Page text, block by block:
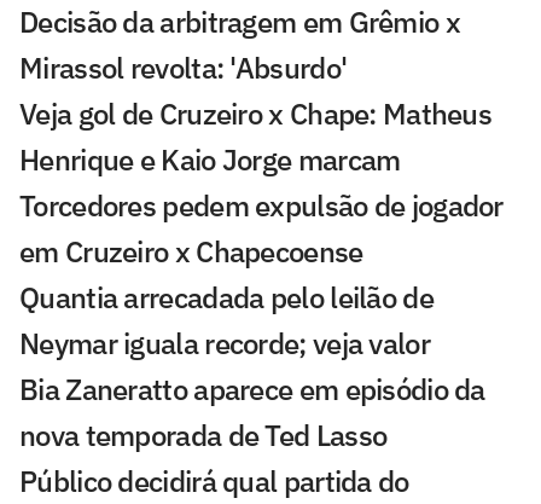
Decisão da arbitragem em Grêmio x
Mirassol revolta: 'Absurdo'
Veja gol de Cruzeiro x Chape: Matheus
Henrique e Kaio Jorge marcam
Torcedores pedem expulsão de jogador
em Cruzeiro x Chapecoense
Quantia arrecadada pelo leilão de
Neymar iguala recorde; veja valor
Bia Zaneratto aparece em episódio da
nova temporada de Ted Lasso
Público decidirá qual partida do